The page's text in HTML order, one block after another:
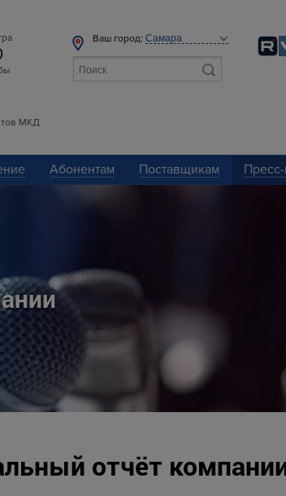
МКД
Ваш город:
Абонентам Поставщикам
отчёт